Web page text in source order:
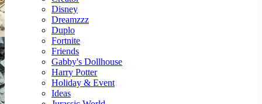
Disney
Dreamzzz
Duplo
Fortnite
Friends
Gabby's Dollhouse
Harry Potter
Holiday & Event
Ideas